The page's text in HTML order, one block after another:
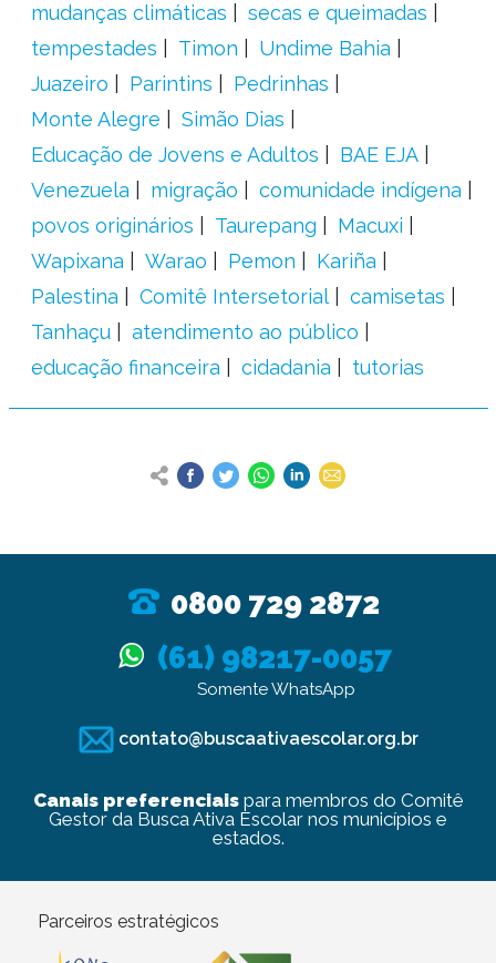
mudanças climáticas
secas e queimadas
tempestades
Timon
Undime Bahia
Juazeiro
Parintins
Pedrinhas
Monte Alegre
Simão Dias
Educação de Jovens e Adultos
BAE EJA
Venezuela
migração
comunidade indígena
povos originários
Taurepang
Macuxi
Wapixana
Warao Pemon
Kariña
Palestina
Comitê Intersetorial
camisetas
Tanhaçu
atendimento ao público
educação financeira
cidadania tutorias
0800 729 2872
(61) 98217-0057
Somente WhatsApp
contato@buscaativaescolar.org.br
Canais preferenciaispara membros do Comitê
Gestor da Busca Ativa Escolar nos municípios e
estados.
Parceiros estratégicos